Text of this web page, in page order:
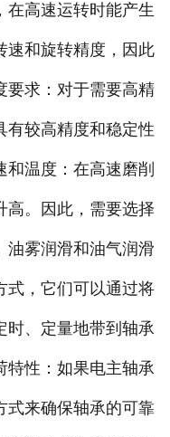
在高速运转时能产生
速和旋转精度，因此
要求：对于需要高精
有较高精度和稳定性
温度：在高速磨削
高。因此，需要选择
油雾润滑和油气润滑
式，它们可以通过将
时、定量地带到轴承
特性：如果电主轴承
式来确保轴承的可靠